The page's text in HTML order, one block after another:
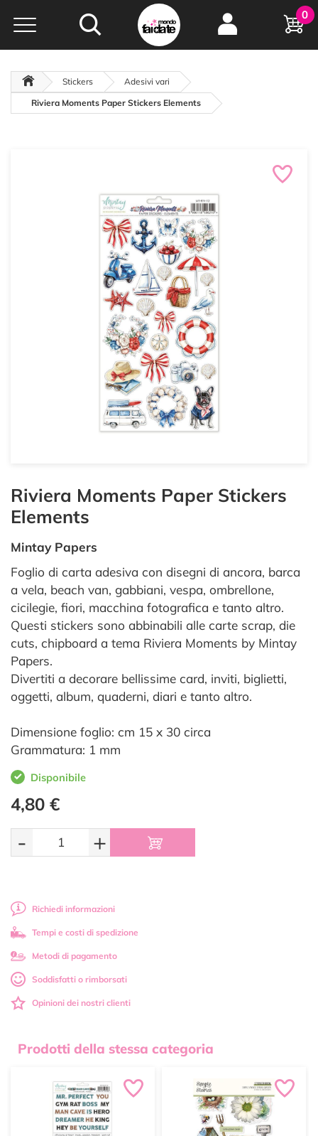
Hobby e
creatività...
oltre 15 anni online
0
Stickers
Adesivi vari
Riviera Moments Paper Stickers Elements
Riviera Moments Paper Stickers
Elements
Mintay Papers
Foglio di carta adesiva con disegni di ancora, barca
a vela, beach van, gabbiani, vespa, ombrellone,
cicilegie, fiori, macchina fotografica e tanto altro.
Questi stickers sono abbinabili alle carte scrap, die
cuts, chipboard a tema Riviera Moments by Mintay
Papers.
Divertiti a decorare bellissime card, inviti, biglietti,
oggetti, album, quaderni, diari e tanto altro.
Dimensione foglio: cm 15 x 30 circa
Grammatura: 1 mm
Disponibile
4,80 €
- +
Richiedi informazioni
Tempi e costi di spedizione
Metodi di pagamento
Soddisfatti o rimborsati
Opinioni dei nostri clienti
Prodotti della stessa categoria